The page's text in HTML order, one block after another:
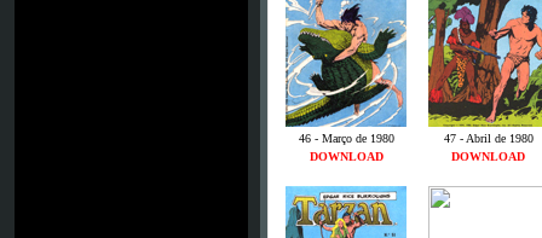
46 - Março de 1980
47 - Abril de 1980
DOWNLOAD
DOWNLOAD